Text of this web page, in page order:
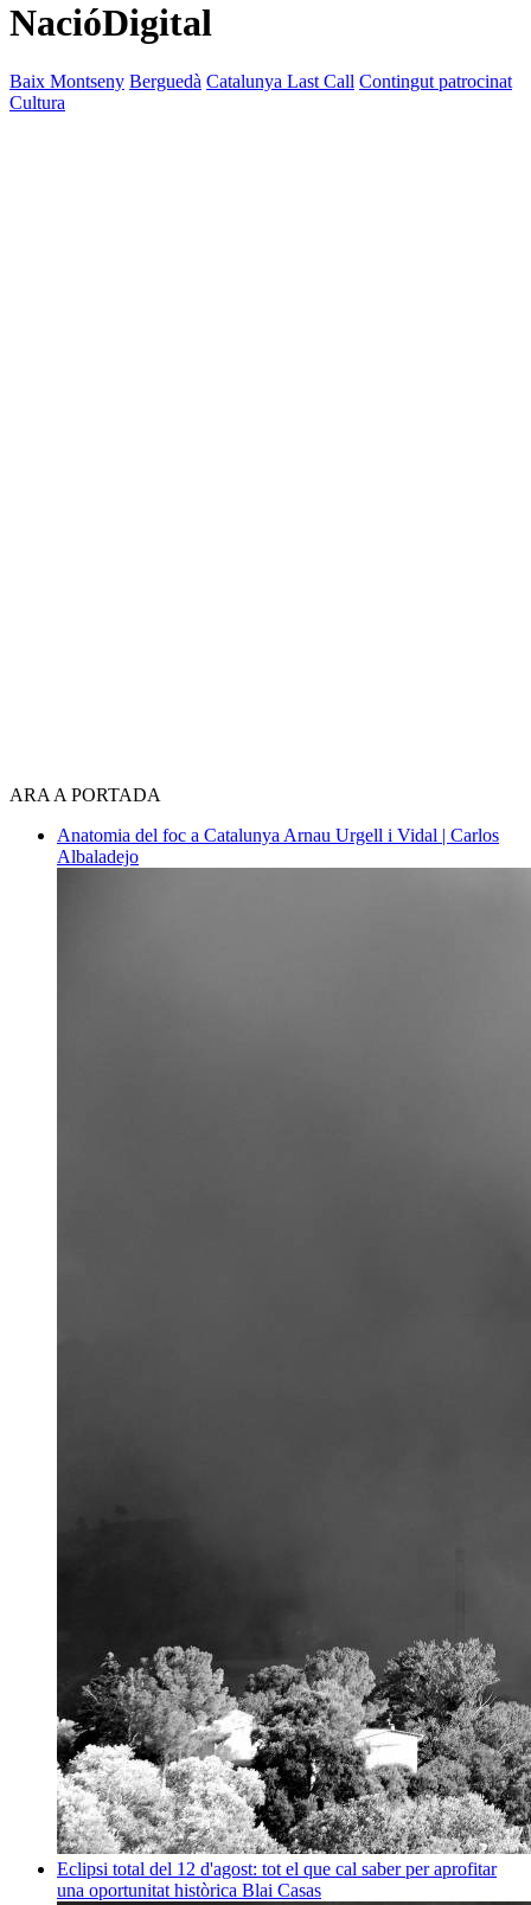
NacióDigital
Baix Montseny Berguedà Catalunya Last Call Contingut patrocinat
Cultura
ARA A PORTADA
Anatomia del foc a Catalunya Arnau Urgell i Vidal | Carlos
Albaladejo
Eclipsi total del 12 d'agost: tot el que cal saber per aprofitar
una oportunitat històrica Blai Casas